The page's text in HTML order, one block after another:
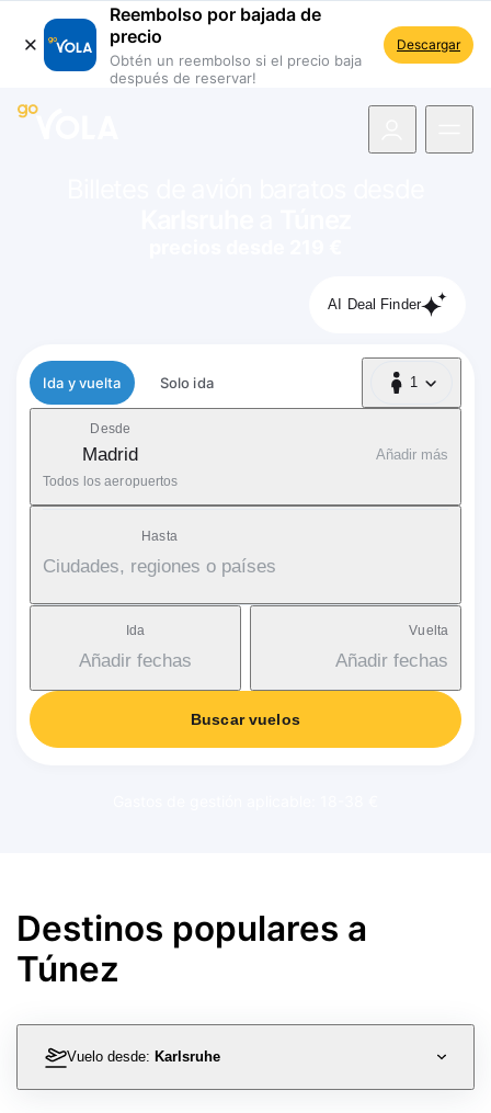
Reembolso por bajada de
precio
Obtén un reembolso si el precio baja
después de reservar!
Descargar
AI Deal Finder
Tipo de vuelo
Ida y vuelta Solo ida 1
1 Pasajero
Desde
Madrid
Todos los aeropuertos
Añadir más
Hasta
Ciudades, regiones o países
Ida
Añadir fechas
Vuelta
Añadir fechas
Buscar vuelos
Destinos populares a
Túnez
Vuelo desde: Karlsruhe